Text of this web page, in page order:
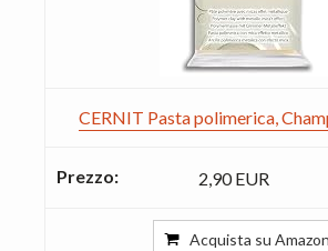
CERNIT Pasta polimerica,
2,90 EUR
Acquista su Amazon